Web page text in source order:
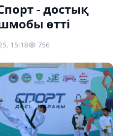
- достық
өтті
15:18 756